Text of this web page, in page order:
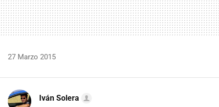
27 Marzo 2015
Iván Solera